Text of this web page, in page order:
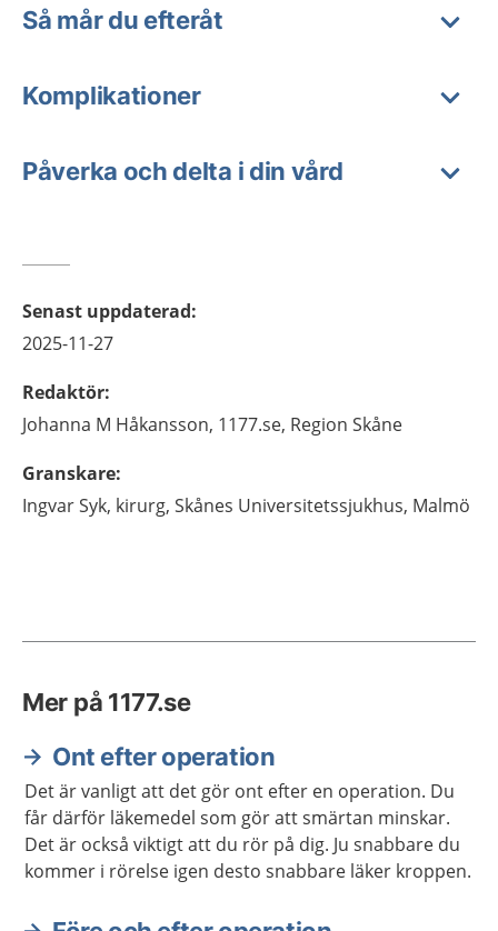
Så mår du efteråt
Komplikationer
Påverka och delta i din vård
Senast uppdaterad:
2025-11-27
Redaktör:
Johanna M Håkansson, 1177.se, Region Skåne
Granskare:
IngvarSyk, kirurg, Skånes Universitetssjukhus, Malmö
Mer på 1177.se
Ont efter operation
Det är vanligt att det gör ont efter en operation. Du
får därför läkemedel som gör att smärtan minskar.
Det är också viktigt att du rör på dig. Ju snabbare du
kommer i rörelse igen desto snabbare läker kroppen.